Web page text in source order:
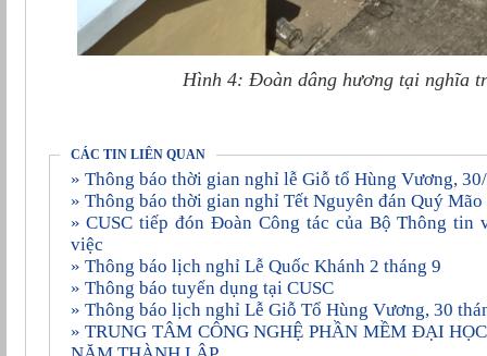
Hình 4: Đoàn dâng hương tại nghĩa
CÁC TIN LIÊN QUAN
» Thông báo thời gian nghỉ lễ Giỗ tổ Hùng Vương,
» Thông báo thời gian nghỉ Tết Nguyên đán Quý
» CUSC tiếp đón Đoàn Công tác của Bộ Thông tin và Truyền thông đến làm
việc
» Thông báo lịch nghỉ Lễ Quốc Khánh 2 tháng 9
» Thông báo tuyển dụng tại CUSC
» Thông báo lịch nghỉ Lễ Giỗ Tổ Hùng Vương, 30
» TRUNG TÂM CÔNG NGHỆ PHẦN MỀM ÐẠI HỌC CẦN THƠ KỶ NIỆM 20